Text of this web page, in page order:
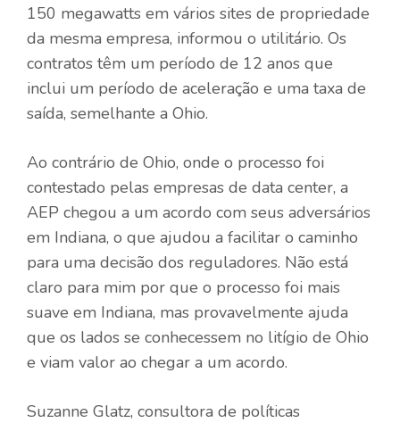
150 megawatts em vários sites de propriedade
da mesma empresa, informou o utilitário. Os
contratos têm um período de 12 anos que
inclui um período de aceleração e uma taxa de
saída, semelhante a Ohio.
Ao contrário de Ohio, onde o processo foi
contestado pelas empresas de data center, a
AEP chegou a um acordo com seus adversários
em Indiana, o que ajudou a facilitar o caminho
para uma decisão dos reguladores. Não está
claro para mim por que o processo foi mais
suave em Indiana, mas provavelmente ajuda
que os lados se conhecessem no litígio de Ohio
e viam valor ao chegar a um acordo.
Suzanne Glatz, consultora de políticas